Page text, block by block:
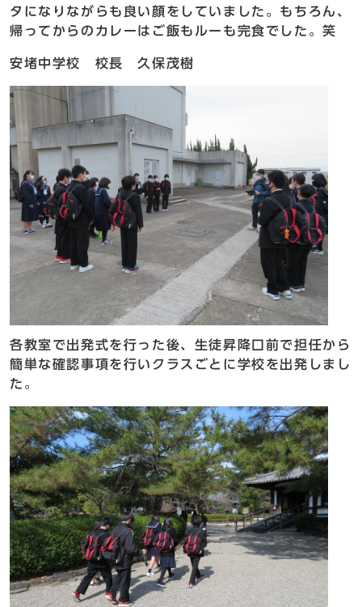
タになりながらも良い顔をしていました。もちろん、
帰ってからのカレーはご飯もルーも完食でした。笑
安堵中学校 校長 久保茂樹
各教室で出発式を行った後、生徒昇降口前で担任から
簡単な確認事項を行いクラスごとに学校を出発しまし
た。